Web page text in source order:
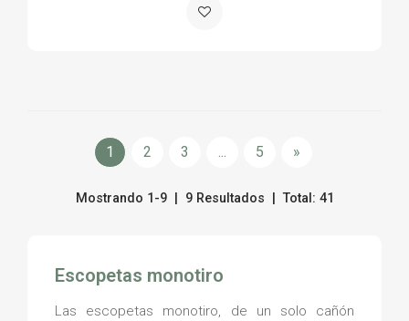
1 2 3 ... 5 »
Mostrando 1-9 | 9 Resultados | Total: 41
Escopetas monotiro
Las escopetas monotiro, de un solo cañón